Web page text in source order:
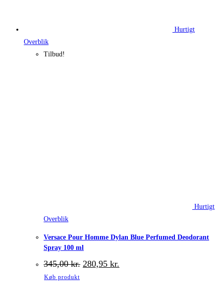
Hurtigt
Overblik
Tilbud!
Hurtigt
Overblik
Versace Pour Homme Dylan Blue Perfumed Deodorant
Spray 100 ml
345,00kr. Den
oprindelige
280,95 kr.
Køb produkt